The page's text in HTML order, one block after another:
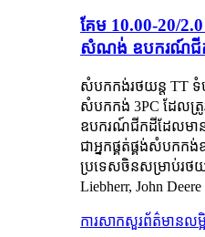
គែម 10.00-20/
សំណង់ ឧបករណ៍ជី
សំបកកង់រថយន្ត TT ទំ
សំបកកង់ 3PC ដែលត្រូ
ឧបករណ៍ជីកដីដែលមា
ជាអ្នកផ្គត់ផ្គង់សំបកក
ប្រទេសចិនសម្រាប់រថយ
Liebherr, John
ការសាកសួរព័ត៌មានលម្